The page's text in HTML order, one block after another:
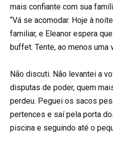
mais confiante com sua
“Vá se acomodar. Hoje à
familiar, e Eleanor espera
buffet. Tente, ao menos uma
Não discuti. Não levantei a
disputas de poder, quem
perdeu. Peguei os sacos
pertences e saí pela porta
piscina e seguindo até o